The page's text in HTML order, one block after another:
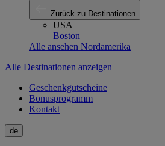
Zurück zu Destinationen
USA
Boston
Alle ansehen Nordamerika
Alle Destinationen anzeigen
Geschenkgutscheine
Bonusprogramm
Kontakt
de